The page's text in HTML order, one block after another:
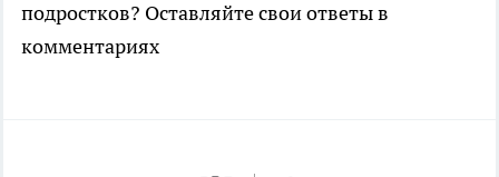
подростков? Оставляйте свои ответы в
комментариях